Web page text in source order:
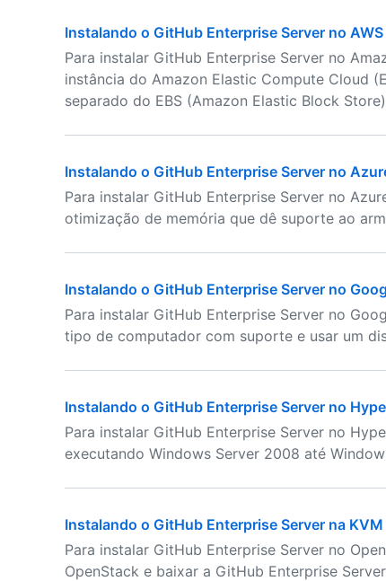
Instalando o GitHub Enterprise Server no AWS
Para instalar GitHub Enterprise Server no
instância do Amazon Elastic Compute Cloud
separado do EBS (Amazon Elastic Block
Instalando o GitHub Enterprise Server no
Para instalar GitHub Enterprise Server no
otimização de memória que dê suporte ao
Instalando o GitHub Enterprise Server no
Para instalar GitHub Enterprise Server no
tipo de computador com suporte e usar um
Instalando o GitHub Enterprise Server no
Para instalar GitHub Enterprise Server no
executando Windows Server 2008 até
Instalando o GitHub Enterprise Server na
Para instalar GitHub Enterprise Server no
OpenStack e baixar a GitHub Enterprise